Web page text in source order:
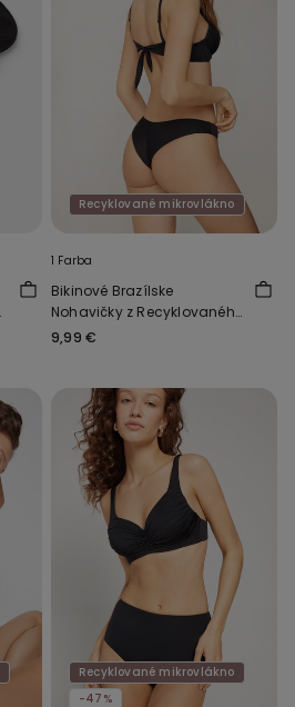
Recyklované mikrovlákno
1 Farba
Bikinové Brazílske
Nohavičky z Recyklovaného
Mikrovlákna
9,99 €
Recyklované mikrovlákno
-47%